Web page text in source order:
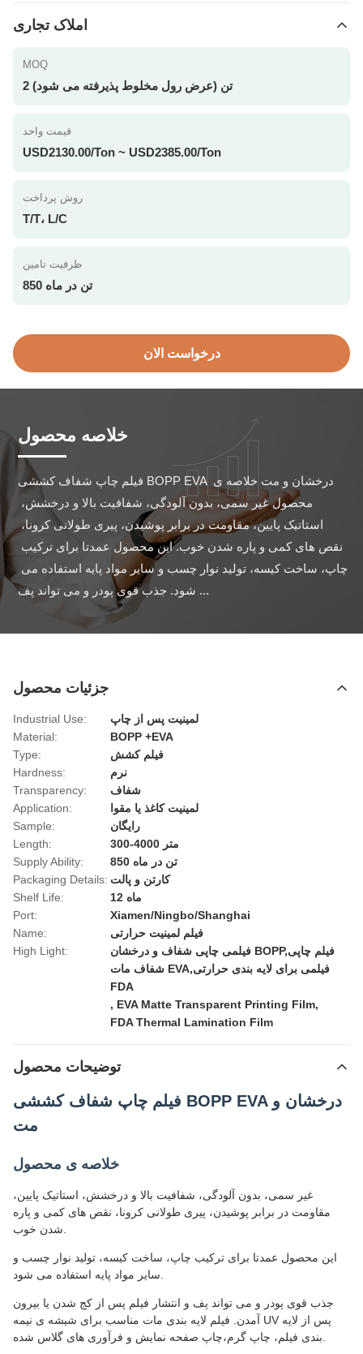
املاک تجاری
MOQ
2 تن (عرض رول مخلوط پذیرفته می شود)
قیمت واحد
USD2130.00/Ton ~ USD2385.00/Ton
روش پرداخت
T/T، L/C
ظرفیت تامین
850 تن در ماه
درخواست الان
خلاصه محصول
فیلم چاپ شفاف کششی BOPP EVA درخشان و مت خلاصه ی
استاتیک پایین، مقاومت در برابر پوشیدن، پیری طولانی کرونا،
شود. جذب قوی پودر و می تواند پف ...
جزئیات محصول
Industrial Use:
لمینیت پس از چاپ
Material:
BOPP +EVA
Type:
فیلم کشش
Hardness:
نرم
Transparency:
شفاف
Application:
لمینیت کاغذ یا مقوا
Sample:
رایگان
Length:
300-4000 متر
Supply Ability:
850 تن در ماه
Packaging Details: کارتن و پالت
Shelf Life:
12 ماه
Port:
Xiamen/Ningbo/Shanghai
Name:
فیلم لمینیت حرارتی
High Light:
فیلمی چاپی شفاف و درخشان BOPP,فیلم چاپی
شفاف مات EVA,فیلمی برای لایه بندی حرارتی
FDA
, EVA Matte Transparent Printing Film,
FDA Thermal Lamination Film
توضیحات محصول
فیلم چاپ شفاف کششی BOPP EVA درخشان و
مت
خلاصه ی محصول
غیر سمی، بدون آلودگی، شفافیت بالا و درخشش، استاتیک پایین،
مقاومت در برابر پوشیدن، پیری طولانی کرونا، نقص های کمی و پاره
این محصول عمدتا برای ترکیب چاپ، ساخت کیسه، تولید نوار چسب و
جذب قوی پودر و می تواند پف و انتشار فیلم پس از کج شدن یا بیرون
آمدن. فیلم لایه بندی مات مناسب برای شیشه ی نیمه UV پس از لایه